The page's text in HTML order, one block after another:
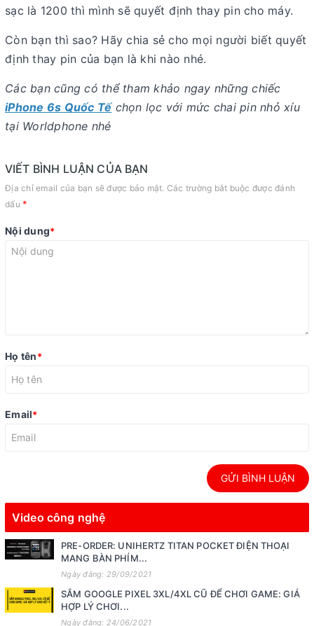
sạc là 1200 thì mình sẽ quyết định thay pin cho máy.
Còn bạn thì sao? Hãy chia sẻ cho mọi người biết quyết
định thay pin của bạn là khi nào nhé.
Các bạn cũng có thể tham khảo ngay những chiếc
iPhone 6s Quốc Tếchọn lọc với mức chai pin nhỏ xíu
tại Worldphone nhé
VIẾT BÌNH LUẬN CỦA BẠN
Địa chỉ email của bạn sẽ được bảo mật. Các trường bắt buộc được đánh
dấu *
Nội dung*
Họ tên*
Email*
GỬI BÌNH LUẬN
Video công nghệ
PRE-ORDER: UNIHERTZ TITAN POCKET ĐIỆN THOẠI
MANG BÀN PHÍM...
Ngày đăng: 29/09/2021
SẮM GOOGLE PIXEL 3XL/4XL CŨ ĐỂ CHƠI GAME: GIÁ
HỢP LÝ CHƠI...
Ngày đăng: 24/06/2021